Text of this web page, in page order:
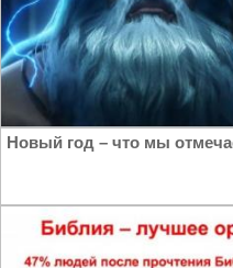
Новый год – что мы